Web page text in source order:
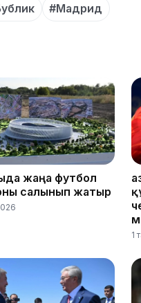
#Мадрид
жаңа футбол
салынып жатыр
1